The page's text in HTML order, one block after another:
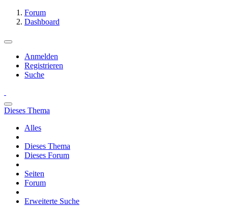
Forum
Dashboard
Anmelden
Registrieren
Suche
Dieses Thema
Alles
Dieses Thema
Dieses Forum
Seiten
Forum
Erweiterte Suche